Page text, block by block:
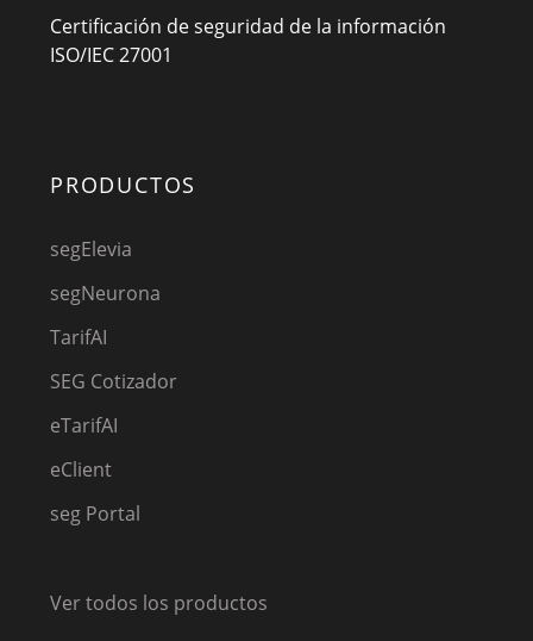
Certificación de seguridad de la información
ISO/IEC 27001
PRODUCTOS
segElevia
segNeurona
TarifAI
SEG Cotizador
eTarifAI
eClient
seg Portal
Ver todos los productos